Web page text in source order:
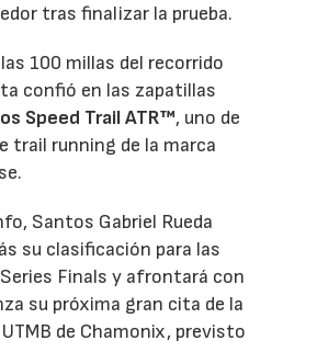
tras finalizar la prueba.
100 millas del recorrido
confió en las zapatillas
Speed Trail ATR™, uno de
trail running de la marca
Santos Gabriel Rueda
su clasificación para las
Finals y afrontará con
su próxima gran cita de la
de Chamonix, previsto